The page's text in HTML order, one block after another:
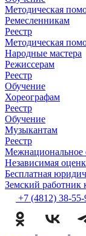
Методическая
Ремесленникам
Реестр
Методическая
Народные мастера
Режиссерам
Реестр
Обучение
Хореографам
Реестр
Обучение
Музыкантам
Реестр
Межнациональное
Независимая
Бесплатная
Земский работник
+7 (4812) 38-55-